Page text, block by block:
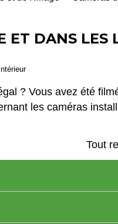
ET DANS LES
? Vous avez été
les caméras
Tout